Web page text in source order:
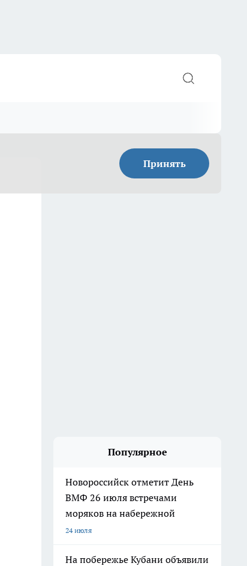
Принять
Популярное
Новороссийск отметит День
ВМФ 26 июля встречами
моряков на набережной
24 июля
На побережье Кубани объявили